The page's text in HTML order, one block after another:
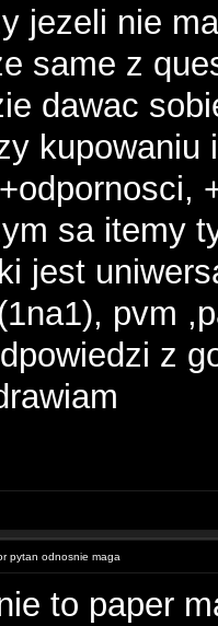
jezeli nie
same z
dawac
kupowaniu
sa itemy
jest
pvm
z
pytan odnosnie maga
to paper